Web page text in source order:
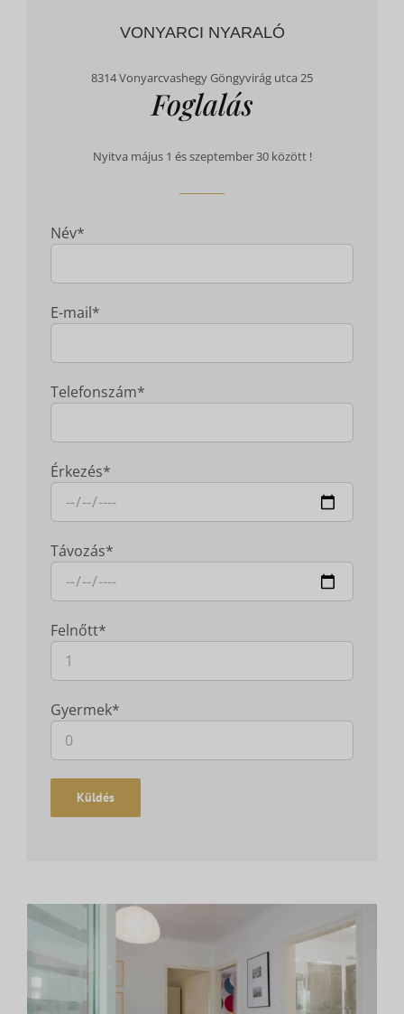
VONYARCI NYARALÓ
8314 Vonyarcvashegy Göngyvirág utca 25
Foglalás
Nyitva május 1 és szeptember 30 között !
Név*
E-mail*
Telefonszám*
Érkezés*
Távozás*
Felnőtt*
Gyermek*